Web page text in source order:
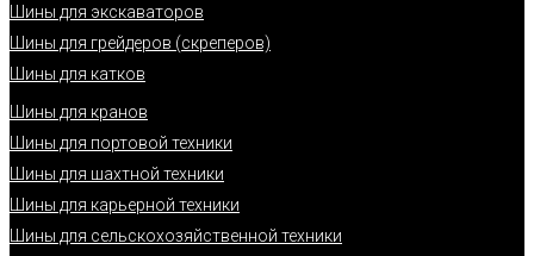
Шины для экскаваторов
Шины для грейдеров (скреперов)
Шины для катков
Шины для кранов
Шины для портовой техники
Шины для шахтной техники
Шины для карьерной техники
Шины для сельскохозяйственной техники